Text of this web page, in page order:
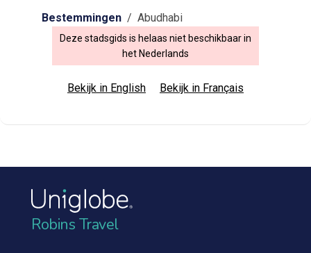
Bestemmingen / Abudhabi
Deze stadsgids is helaas niet beschikbaar in
het Nederlands
Bekijk in English Bekijk in Français
Robins Travel